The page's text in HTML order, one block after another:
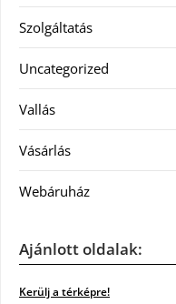
Szolgáltatás
Uncategorized
Vallás
Vásárlás
Webáruház
Ajánlott oldalak:
Kerülj a térképre!